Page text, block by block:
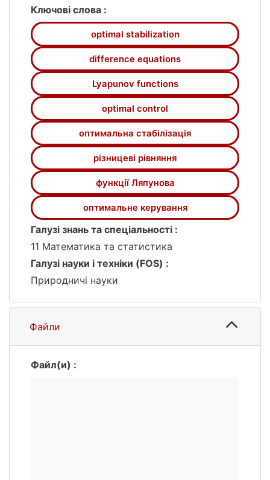
Ключові слова :
optimal stabilization
difference equations
Lyapunov functions
optimal control
оптимальна стабiлiзацiя
рiзницевi рiвняння
функцiї Ляпунова
оптимальне керування
Галузі знань та спеціальності :
11 Математика та статистика
Галузі науки і техніки (FOS) :
Природничі науки
Файли
Файл(и) :